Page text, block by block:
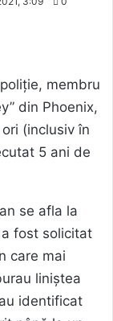
membru
din Phoenix,
(inclusiv în
5 ani de
se afla la
fost solicitat
care mai
liniștea
identificat